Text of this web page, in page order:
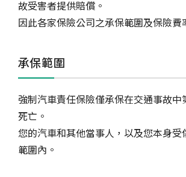
故受害者提供賠償。
因此各家保險公司之承保範圍及保險費
承保範圍
強制汽車責任保險僅承保在交通事故中
死亡。
您的汽車和其他當事人，以及您本身受
範圍內。